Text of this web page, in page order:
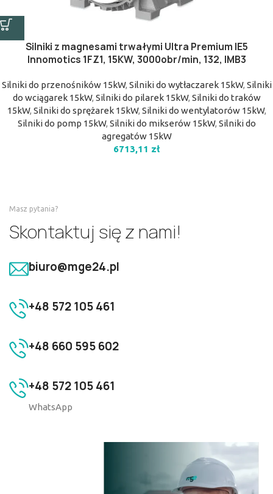
Silniki z magnesami trwałymi Ultra Premium IE5
Innomotics 1FZ1, 15KW, 3000obr/min, 132, IMB3
Silniki do przenośników 15kW, Silniki do wytłaczarek 15kW, Silniki
do wciągarek 15kW, Silniki do pilarek 15kW, Silniki do traków
15kW, Silniki do sprężarek 15kW, Silniki do wentylatorów 15kW,
Silniki do pomp 15kW, Silniki do mikserów 15kW, Silniki do
agregatów 15kW
6713,11 zł
Masz pytania?
Skontaktuj się z nami!
biuro@mge24.pl
+48 572 105 461
+48 660 595 602
+48 572 105 461
WhatsApp